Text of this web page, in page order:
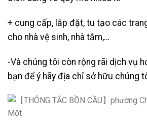
+ cung cấp, lắp đặt, tu tạo các
cho nhà vệ sinh, nhà tắm,…
-Và chúng tôi còn rộng rãi dịch vụ
bạn để ý hãy địa chỉ sở hữu chúng